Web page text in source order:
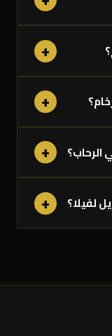
+
+
الرحاب؟ +
لفيلا؟ +